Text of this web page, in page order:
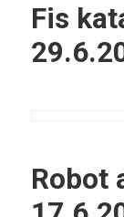
Fis
Robot